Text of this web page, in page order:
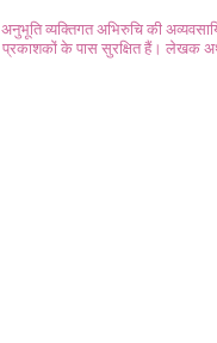
अनुभूति व्यक्तिगत अभिरुचि की
प्रकाशकों के पास सुरक्षित हैं। लेखक